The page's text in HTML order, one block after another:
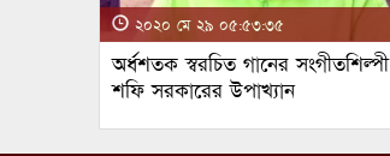
২০২০ মে ২৯ ০৫:৫৩:৩৫
অর্ধশতক স্বরচিত গানের সংগীতশিল্পী
শফি সরকারের উপাখ্যান